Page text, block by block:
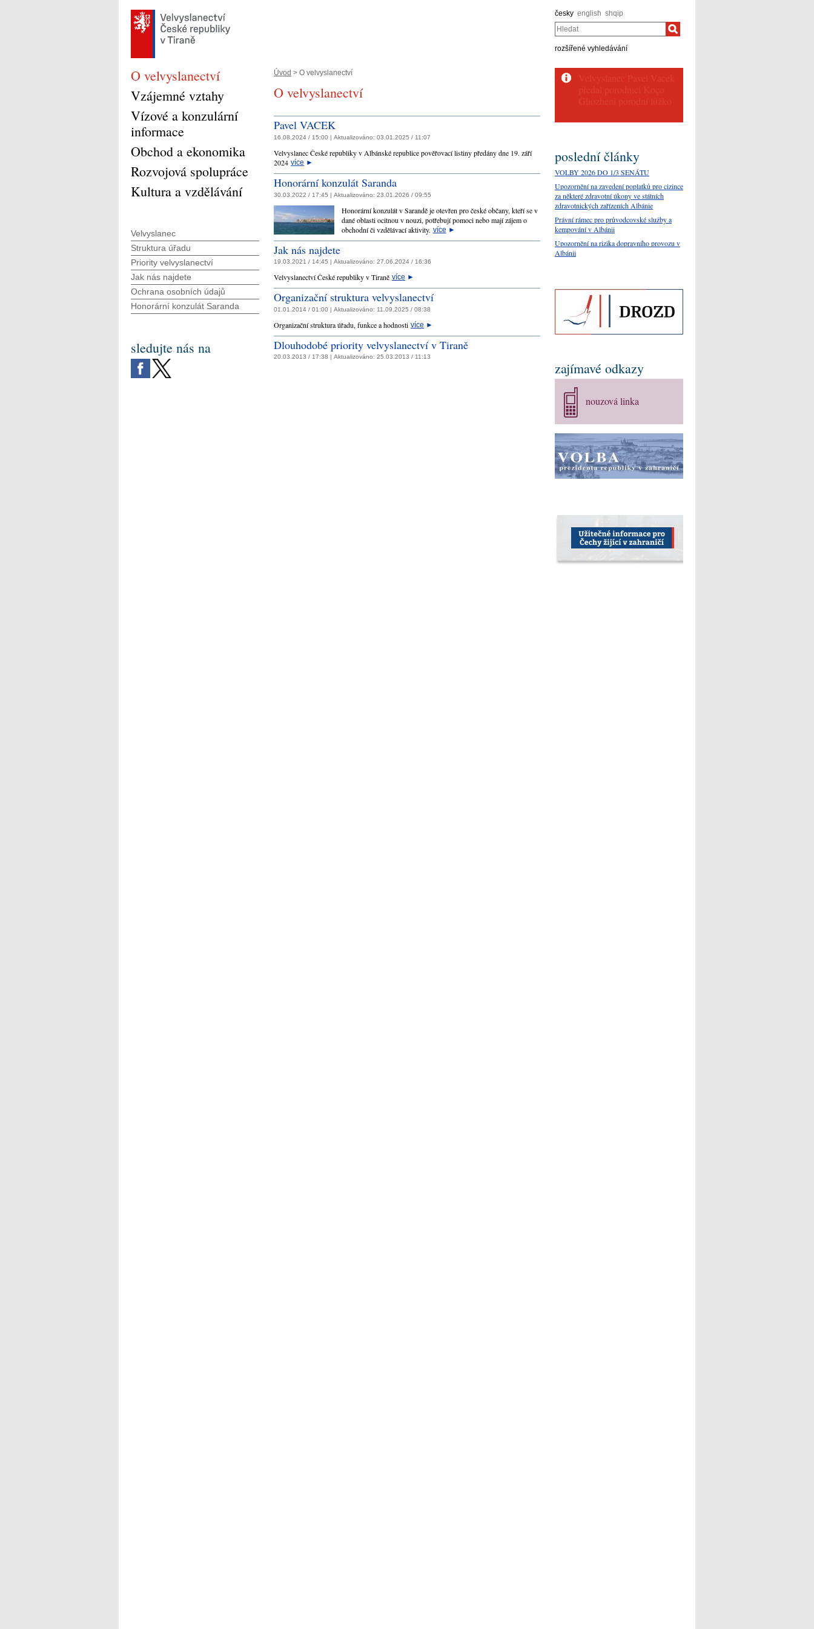
česky english shqip
Hledat
rozšířené vyhledávání
Úvod > O velvyslanectví
O velvyslanectví
Pavel VACEK
16.08.2024 / 15:00 | Aktualizováno: 03.01.2025 / 11:07
Velvyslanec České republiky v Albánské republice pověřovací listiny předány dne 19. září
2024 více ►
Honorární konzulát Saranda
30.03.2022 / 17:45 | Aktualizováno: 23.01.2026 / 09:55
Honorární konzulát v Sarandě je otevřen pro české občany, kteří se v
dané oblasti ocitnou v nouzi, potřebují pomoci nebo mají zájem o
obchodní či vzdělávací aktivity. více ►
Jak nás najdete
19.03.2021 / 14:45 | Aktualizováno: 27.06.2024 / 16:36
Velvyslanectví České republiky v Tiraně více ►
Organizační struktura velvyslanectví
01.01.2014 / 01:00 | Aktualizováno: 11.09.2025 / 08:38
Organizační struktura úřadu, funkce a hodnosti více ►
Dlouhodobé priority velvyslanectví v Tiraně
20.03.2013 / 17:38 | Aktualizováno: 25.03.2013 / 11:13
O velvyslanectví
Vzájemné vztahy
Vízové a konzulární
informace
Obchod a ekonomika
Rozvojová spolupráce
Kultura a vzdělávání
Velvyslanec
Struktura úřadu
Priority velvyslanectví
Jak nás najdete
Ochrana osobních údajů
Honorární konzulát Saranda
sledujte nás na
poslední články
VOLBY 2026 DO 1/3 SENÁTU
Upozornění na zavedení poplatků pro cizince
za některé zdravotní úkony ve státních
zdravotnických zařízeních Albánie
Právní rámec pro průvodcovské služby a
kempování v Albánii
Upozornění na rizika dopravního provozu v
Albánii
zajímavé odkazy
nouzová linka